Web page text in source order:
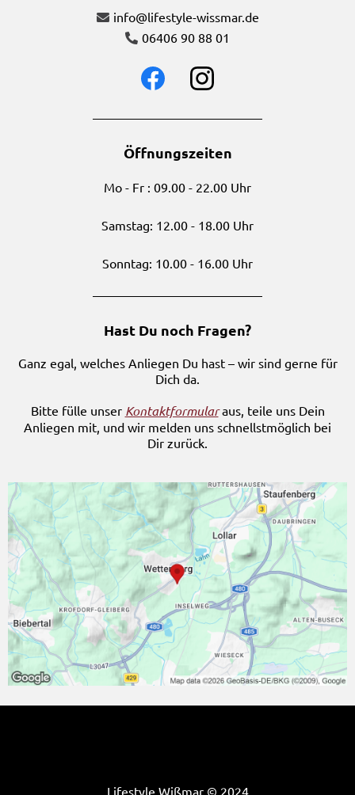
info@lifestyle-wissmar.de
06406 90 88 01
Öffnungszeiten
Mo - Fr : 09.00 - 22.00 Uhr
Samstag: 12.00 - 18.00 Uhr
Sonntag: 10.00 - 16.00 Uhr
Hast Du noch Fragen?
Ganz egal, welches Anliegen Du hast – wir sind gerne für
Dich da.
Bitte fülle unser Kontaktformularaus, teile uns Dein
Anliegen mit, und wir melden uns schnellstmöglich bei
Dir zurück.
Lifestyle Wißmar © 2024